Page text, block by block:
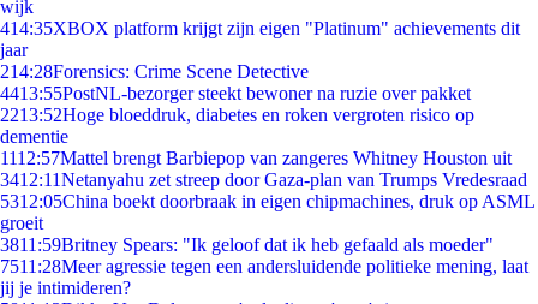
wijk
414:35XBOX platform krijgt zijn eigen "Platinum" achievements dit
jaar
214:28Forensics: Crime Scene Detective
4413:55PostNL-bezorger steekt bewoner na ruzie over pakket
2213:52Hoge bloeddruk, diabetes en roken vergroten risico op
dementie
1112:57Mattel brengt Barbiepop van zangeres Whitney Houston uit
3412:11Netanyahu zet streep door Gaza-plan van Trumps Vredesraad
5312:05China boekt doorbraak in eigen chipmachines, druk op ASML
groeit
3811:59Britney Spears: "Ik geloof dat ik heb gefaald als moeder"
7511:28Meer agressie tegen een andersluidende politieke mening, laat
jij je intimideren?